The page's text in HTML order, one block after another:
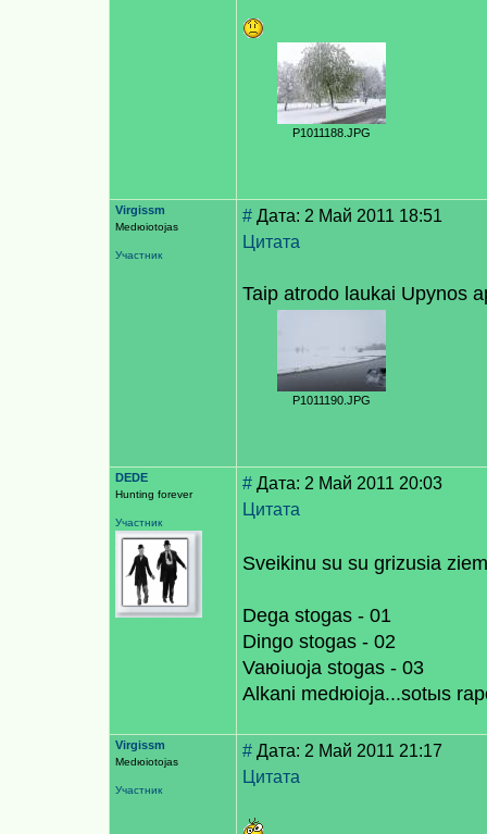
P1011188.JPG
Virgissm
Medюiotojas
Участник
# Дата: 2 Май 2011 18:51
Цитата
Taip atrodo laukai Upynos
P1011190.JPG
DEDE
Hunting forever
Участник
# Дата: 2 Май 2011 20:03
Цитата
Sveikinu su su grizusia
Dega stogas - 01
Dingo stogas - 02
Vaюiuoja stogas - 03
Alkani medюioja...sotыs
Virgissm
Medюiotojas
Участник
# Дата: 2 Май 2011 21:17
Цитата